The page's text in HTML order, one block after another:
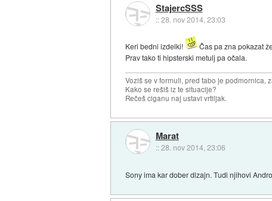
StajercSSS
::28. nov 2014, 23:03
Keri bedni izdelki! Čas pa zna pokazat
Prav tako ti hipsterski metulj pa očala.
Voziš se v formuli, pred tabo je podmornica,
Kako se rešiš iz te situacije?
Rečeš ciganu naj ustavi vrtiljak.
Marat
::28. nov 2014, 23:06
Sony ima kar dober dizajn. Tudi njihovi